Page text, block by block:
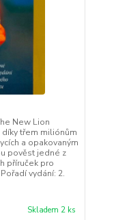
New Lion
třem miliónům
a opakovaným
pověst jedné z
příruček pro
vydání: 2.
Skladem 2 ks